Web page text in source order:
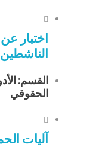
اختبار
القسم:
الحقوقي
آليات